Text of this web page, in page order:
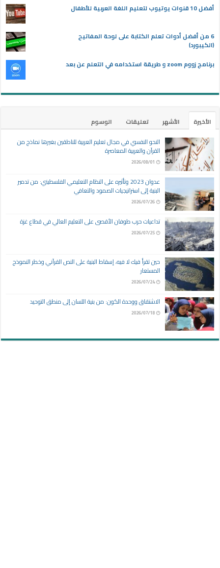
أفضل 10 قنوات يوتيوب لتعليم اللغة العربية للأطفال
6 من أفضل أدوات تعلم الكتابة على لوحة المفاتيح
(الكيبورد)
برنامج زووم zoom و طريقة استخدامه في التعلم عن بعد
الأخيرة الأشهر تعليقات
الوسوم
النحو النفسي في مجال تعليم العربية للناطقين بغيرها نماذج من
القرآن والعربية المعاصرة
2026/08/01
عدوان 2023 وتأثيره على النظام التعليمي الفلسطيني: من تدمير
البنية إلى استراتيجيات الصمود والتعافي
2026/07/26
تداعيات حرب طوفان الأقصى على التعليم العالي في قطاع غزة
2026/07/25
حين تقرأ فيك لا فيه، إسقاط البنية على النص القرآني وخطر النموذج
المستعار
2026/07/24
الاشتقاق ووحدة الكون: من بنية اللسان إلى منطق التوحيد
2026/07/18